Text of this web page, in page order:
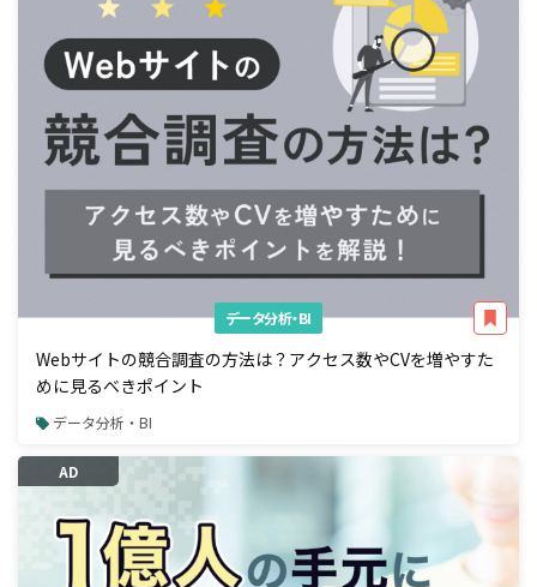
データ分析・BI
Webサイトの競合調査の方法は？アクセス数やCVを増やすた
めに見るべきポイント
データ分析・BI
AD